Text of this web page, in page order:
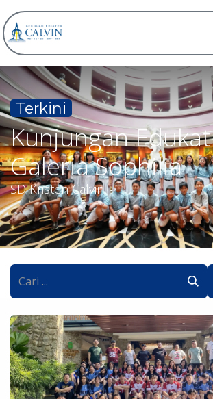
Terkini
Kunjungan
Galeria Sophilia
SD Kristen Calvin